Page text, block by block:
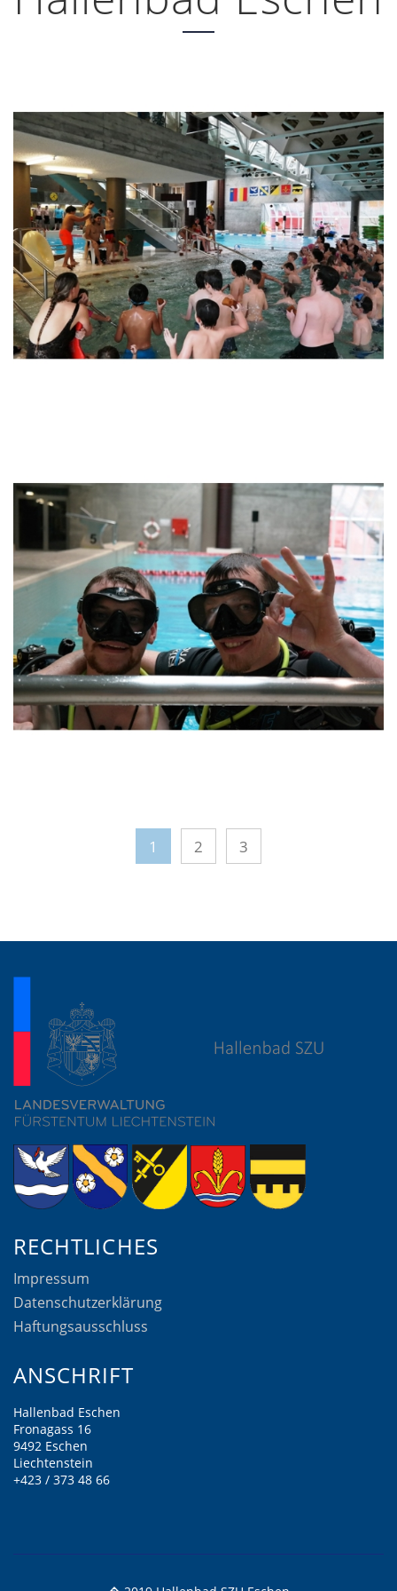
1 2 3
RECHTLICHES
Impressum
Datenschutzerklärung
Haftungsausschluss
ANSCHRIFT
Hallenbad Eschen
Fronagass 16
9492 Eschen
Liechtenstein
+423 / 373 48 66